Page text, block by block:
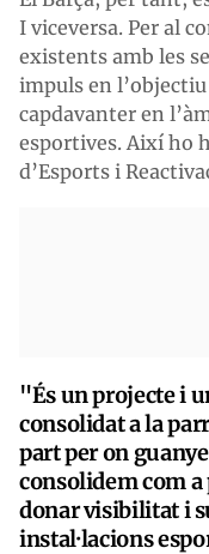
I viceversa. Per al
existents amb les
impuls en
capdavanter en
esportives. Així ho
d’Esports i
"És un projecte i
consolidat a la
part per on
consolidem com a
donar visibilitat i
instal·lacions